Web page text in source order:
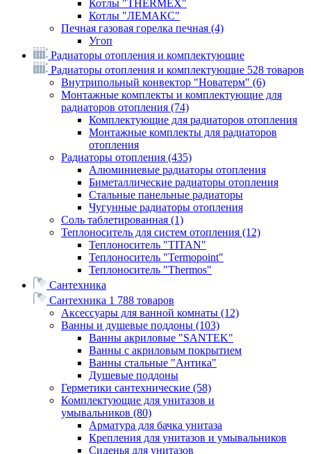
Котлы "THERMEX"
Котлы "ЛЕМАКС"
Печная газовая горелка печная (4)
Угоп
Радиаторы отопления и комплектующие
Радиаторы отопления и комплектующие 528 товаров
Внутрипольный конвектор "Новатерм" (6)
Монтажные комплекты и комплектующие для
радиаторов отопления (74)
Комплектующие для радиаторов отопления
Монтажные комплекты для радиаторов
отопления
Радиаторы отопления (435)
Алюминиевые радиаторы отопления
Биметаллические радиаторы отопления
Стальные панельные радиаторы
Чугунные радиаторы отопления
Соль таблетированная (1)
Теплоноситель для систем отопления (12)
Теплоноситель "TITAN"
Теплоноситель "Termopoint"
Теплоноситель "Thermos"
Сантехника
Сантехника 1 788 товаров
Аксессуары для ванной комнаты (12)
Ванны и душевые поддоны (103)
Ванны акриловые "SANTEK"
Ванны с акриловым покрытием
Ванны стальные "Антика"
Душевые поддоны
Герметики сантехнические (58)
Комплектующие для унитазов и
умывальников (80)
Арматура для бачка унитаза
Крепления для унитазов и умывальников
Сиденья для унитазов